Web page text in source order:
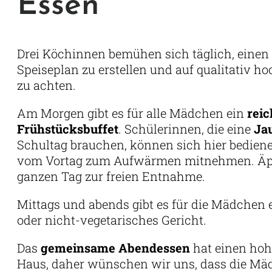
Drei Köchinnen bemühen sich täglich, einen
Speiseplan zu erstellen und auf qualitativ
zu achten.
Am Morgen gibt es für alle Mädchen ein
Frühstücksbuffet. Schülerinnen, die eine
Schultag brauchen, können sich hier
vom Vortag zum Aufwärmen mitnehmen.
ganzen Tag zur freien Entnahme.
Mittags und abends gibt es für die Mädchen
oder nicht-vegetarisches Gericht.
Das gemeinsame Abendessenhat einen
Haus, daher wünschen wir uns, dass die